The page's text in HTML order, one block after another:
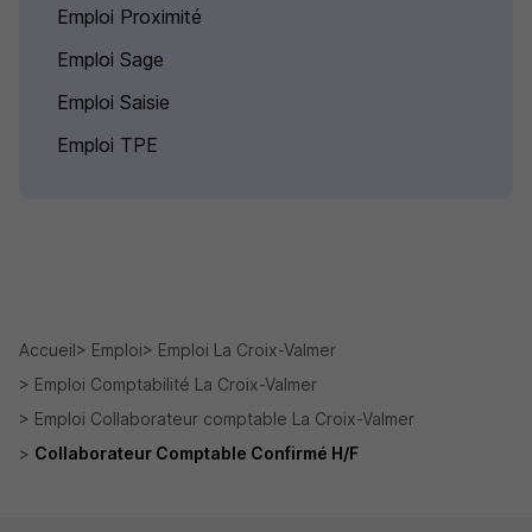
Emploi Proximité
Emploi Sage
Emploi Saisie
Emploi TPE
Accueil Emploi
Emploi La Croix-Valmer
Emploi Comptabilité La Croix-Valmer
Emploi Collaborateur comptable La Croix-Valmer
Collaborateur Comptable Confirmé H/F